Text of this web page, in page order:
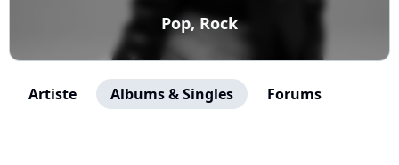
Pop, Rock
Artiste Albums & Singles Forums